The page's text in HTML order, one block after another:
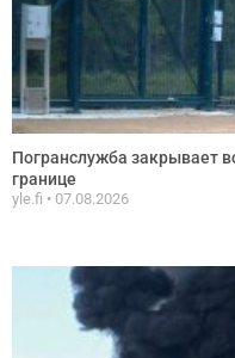
Погранслужба закрывает
границе
yle.fi 07.08.2026